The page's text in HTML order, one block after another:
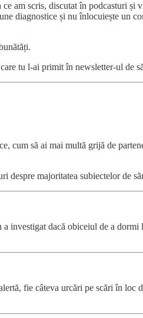
ce am scris, discutat în podcasturi și
diagnostice și nu înlocuiește un
tu l-ai primit în newsletter-ul de
cum să ai mai multă grijă de
majoritatea subiectelor de
dacă obiceiul de a dormi
fie câteva urcări pe scări în